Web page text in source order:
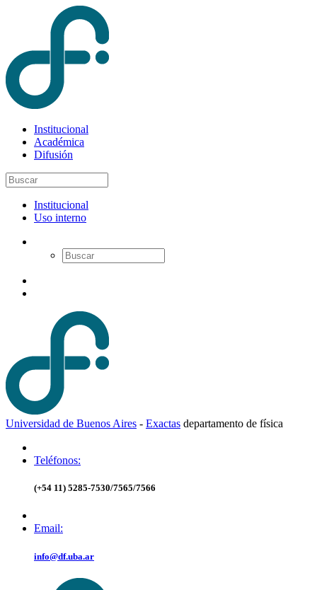
Institucional
Académica
Difusión
Institucional
Uso interno
Universidad de Buenos Aires - Exactas departamento de física
Teléfonos:
(+54 11) 5285-7530/7565/7566
Email:
info@df.uba.ar